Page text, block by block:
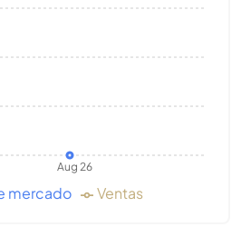
Aug 26
mercado Ventas